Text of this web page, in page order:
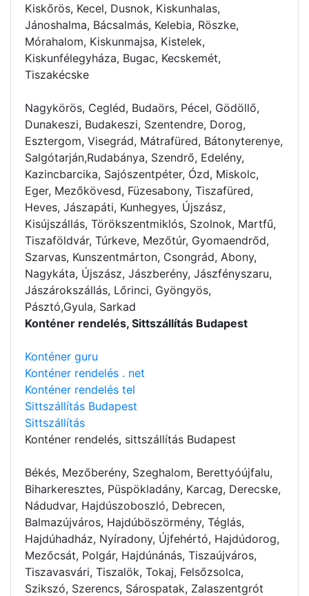
Kiskőrös, Kecel, Dusnok, Kiskunhalas,
Jánoshalma, Bácsalmás, Kelebia, Röszke,
Mórahalom, Kiskunmajsa, Kistelek,
Kiskunfélegyháza, Bugac, Kecskemét,
Tiszakécske
Nagykörös, Cegléd, Budaörs, Pécel, Gödöllő,
Dunakeszi, Budakeszi, Szentendre, Dorog,
Esztergom, Visegrád, Mátrafüred, Bátonyterenye,
Salgótarján,Rudabánya, Szendrő, Edelény,
Kazincbarcika, Sajószentpéter, Ózd, Miskolc,
Eger, Mezőkövesd, Füzesabony, Tiszafüred,
Heves, Jászapáti, Kunhegyes, Újszász,
Kisújszállás, Törökszentmiklós, Szolnok, Martfű,
Tiszaföldvár, Túrkeve, Mezőtúr, Gyomaendrőd,
Szarvas, Kunszentmárton, Csongrád, Abony,
Nagykáta, Újszász, Jászberény, Jászfényszaru,
Jászárokszállás, Lőrinci, Gyöngyös,
Pásztó,Gyula, Sarkad
Konténer rendelés, Sittszállítás Budapest
Konténer guru
Konténer rendelés . net
Konténer rendelés tel
Sittszállítás Budapest
Sittszállítás
Konténer rendelés, sittszállítás Budapest
Békés, Mezőberény, Szeghalom, Berettyóújfalu,
Biharkeresztes, Püspökladány, Karcag, Derecske,
Nádudvar, Hajdúszoboszló, Debrecen,
Balmazújváros, Hajdúböszörmény, Téglás,
Hajdúhadház, Nyíradony, Újfehértó, Hajdúdorog,
Mezőcsát, Polgár, Hajdúnánás, Tiszaújváros,
Tiszavasvári, Tiszalök, Tokaj, Felsőzsolca,
Szikszó, Szerencs, Sárospatak, Zalaszentgrót